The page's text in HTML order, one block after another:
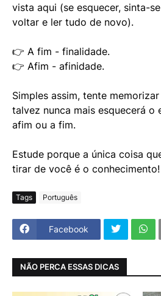
vista aqui (se esquecer, sinta-
voltar e ler tudo de novo).
👉 A fim - finalidade.
👉 Afim - afinidade.
Simples assim, tente
talvez nunca mais esquecerá o
afim ou a fim.
Estude porque a única coisa
tirar de você é o conhecimento!
Tags Português
Facebook
NÃO PERCA ESSAS DICAS